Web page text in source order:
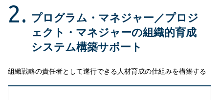
2. プログラム・マネジャー／プロジ
ェクト・マネジャーの組織的育成
システム構築サポート
組織戦略の責任者として遂行できる人材育成の仕組みを構築する